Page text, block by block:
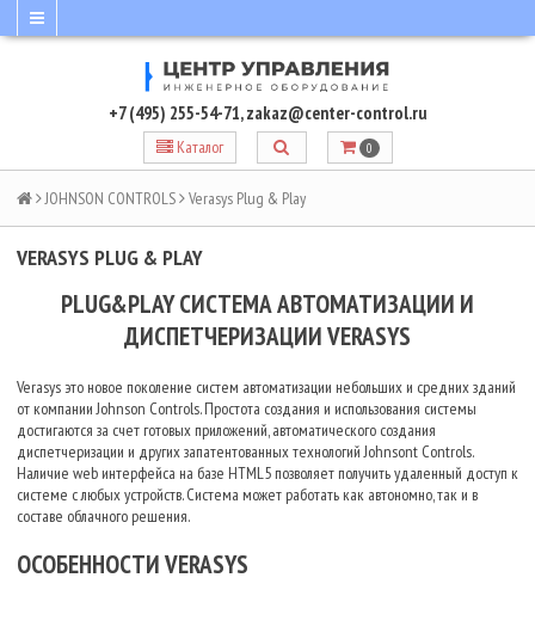
+7 (495) 255-54-71,zakaz@center-control.ru
Каталог 0
JOHNSON CONTROLS Verasys Plug & Play
VERASYS PLUG & PLAY
PLUG&PLAY СИСТЕМА АВТОМАТИЗАЦИИ И
ДИСПЕТЧЕРИЗАЦИИ VERASYS
Verasys это новое поколение систем автоматизации небольших и средних зданий
от компании Johnson Controls. Простота создания и использования системы
достигаются за счет готовых приложений, автоматического создания
диспетчеризации и других запатентованных технологий Johnsont Controls.
Наличие web интерфейса на базе HTML5 позволяет получить удаленный доступ к
системе с любых устройств. Система может работать как автономно, так и в
составе облачного решения.
ОСОБЕННОСТИ VERASYS